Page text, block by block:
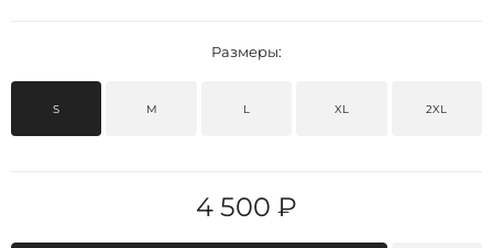
Размеры:
S M L XL 2XL
4 500 ₽